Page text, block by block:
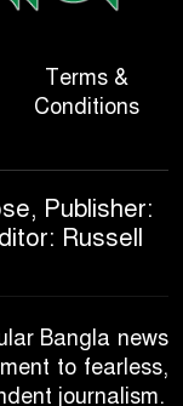
Terms &
Conditions
Publisher:
Russell
Bangla news
to fearless,
journalism.